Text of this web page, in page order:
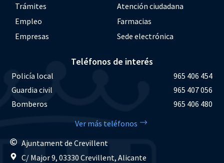
Trámites
Atención ciudadana
Empleo
Farmacias
Empresas
Sede electrónica
Teléfonos de interés
Policía local
965 406 454
Guardia civil
965 407 056
Bomberos
965 406 480
Ver más teléfonos
Ajuntament de Crevillent
C/ Major 9, 03330 Crevillent, Alicante